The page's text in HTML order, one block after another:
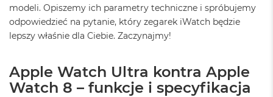
y
R
ó
M
a
c
modeli. Opiszemy ich parametry techniczne i spróbujemy
odpowiedzieć na pytanie, który zegarek iWatch będzie
lepszy właśnie dla Ciebie. Zaczynajmy!
Apple Watch Ultra kontra Apple
Watch 8 – funkcje i specyfikacja